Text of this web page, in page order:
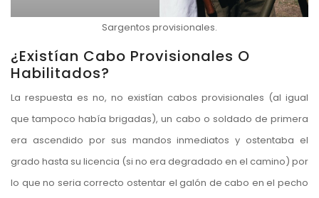
Sargentos provisionales.
¿Existían Cabo Provisionales O
Habilitados?
La respuesta es no, no existían cabos provisionales (al igual
que tampoco había brigadas), un cabo o soldado de primera
era ascendido por sus mandos inmediatos y ostentaba el
grado hasta su licencia (si no era degradado en el camino) por
lo que no seria correcto ostentar el galón de cabo en el pecho